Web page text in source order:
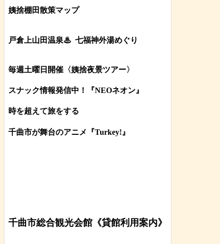
姨捨棚田散策マップ
戸倉上山田温泉♨ 七福神外湯めぐり
毎週土曜日開催〈姨捨夜景ツアー〉
スナック情報発信中！『NEOネオン』
時を超えて旅をする
千曲市が舞台のアニメ『Turkey!』
千曲市総合観光会館《貸館利用案内》